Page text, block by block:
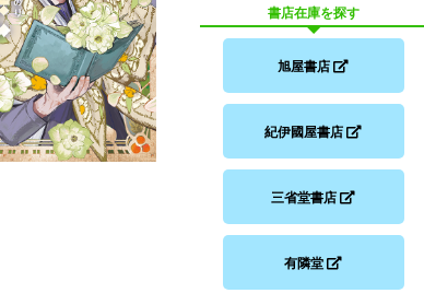
書店在庫を探す
旭屋書店
紀伊國屋書店
三省堂書店
有隣堂